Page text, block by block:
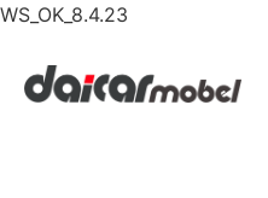
WS_OK_8.4.23